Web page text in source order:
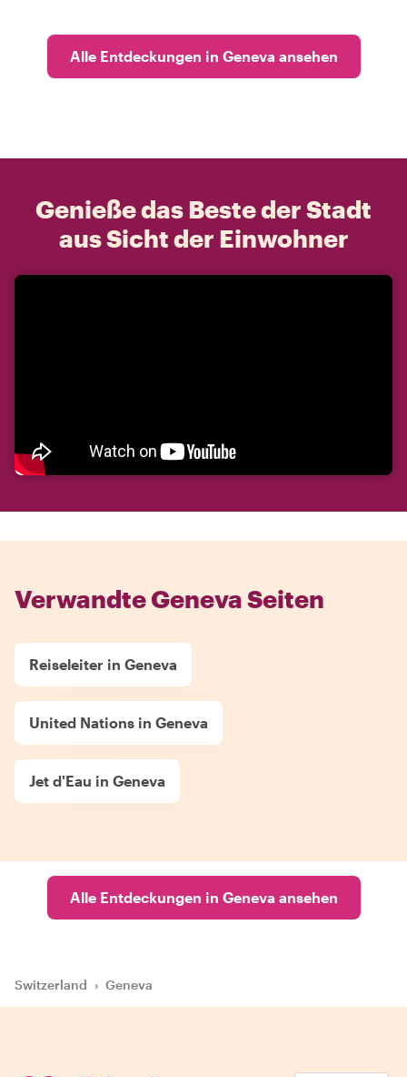
Alle Entdeckungen in Geneva ansehen
Genieße das Beste der Stadt
aus Sicht der Einwohner
Verwandte Geneva Seiten
Reiseleiter in Geneva
United Nations in Geneva
Jet d'Eau in Geneva
Alle Entdeckungen in Geneva ansehen
Switzerland › Geneva